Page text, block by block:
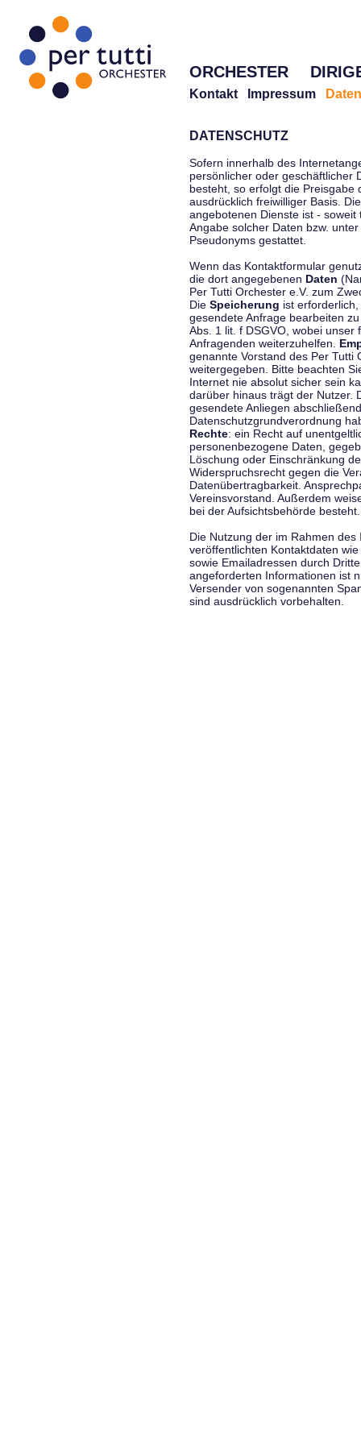
ORCHESTER
Kontakt Impressum
DATENSCHUTZ
Sofern innerhalb des
persönlicher oder geschäftlicher
besteht, so erfolgt die Preisgabe
ausdrücklich freiwilliger Basis.
angebotenen Dienste ist -
Angabe solcher Daten bzw.
Pseudonyms gestattet.
Wenn das Kontaktformular
die dort angegebenen Daten
Per Tutti Orchester e.V. zum
Die Speicherung ist
gesendete Anfrage bearbeiten
Abs. 1 lit. f DSGVO, wobei
Anfragenden weiterzuhelfen.
genannte Vorstand des Per Tutti
weitergegeben. Bitte beachten
Internet nie absolut sicher sein
darüber hinaus trägt der Nutzer.
gesendete Anliegen
Datenschutzgrundverordnung
Rechte: ein Recht auf
personenbezogene Daten,
Löschung oder Einschränkung
Widerspruchsrecht gegen die
Datenübertragbarkeit.
Vereinsvorstand. Außerdem
bei der Aufsichtsbehörde besteht.
Die Nutzung der im Rahmen
veröffentlichten Kontaktdaten
sowie Emailadressen durch
angeforderten Informationen ist
Versender von sogenannten
sind ausdrücklich vorbehalten.